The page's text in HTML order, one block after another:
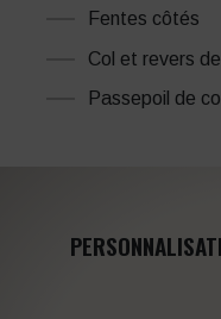
Fentes côtés
Col et revers
Passepoil de